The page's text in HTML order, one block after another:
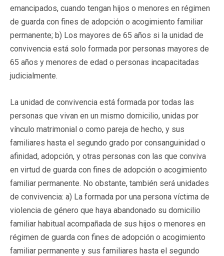
emancipados, cuando tengan hijos o menores en régimen
de guarda con fines de adopción o acogimiento familiar
permanente; b) Los mayores de 65 años si la unidad de
convivencia está solo formada por personas mayores de
65 años y menores de edad o personas incapacitadas
judicialmente.
La unidad de convivencia está formada por todas las
personas que vivan en un mismo domicilio, unidas por
vínculo matrimonial o como pareja de hecho, y sus
familiares hasta el segundo grado por consanguinidad o
afinidad, adopción, y otras personas con las que conviva
en virtud de guarda con fines de adopción o acogimiento
familiar permanente. No obstante, también será unidades
de convivencia: a) La formada por una persona víctima de
violencia de género que haya abandonado su domicilio
familiar habitual acompañada de sus hijos o menores en
régimen de guarda con fines de adopción o acogimiento
familiar permanente y sus familiares hasta el segundo